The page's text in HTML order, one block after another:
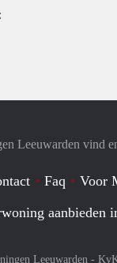
Leeuwarden vind
Faq
Voor
aanbieden
Leeuwarden -